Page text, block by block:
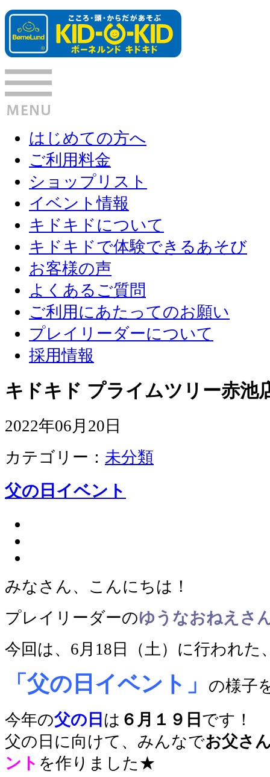
はじめての方へ
ご利用料金
ショップリスト
イベント情報
キドキドについて
キドキドで体験できるあそび
お客様の声
よくあるご質問
ご利用にあたってのお願い
プレイリーダーについて
採用情報
キドキド プライムツリー赤池
2022年06月20日
カテゴリー： 未分類
父の日イベント
みなさん、こんにちは！
プレイリーダーのゆうなおねえさ
今回は、6月18日（土）に行われた
「父の日イベント」
の様子
今年の父の日 は ６月１９日 です！
父の日に向けて、みんなでお父さ
ント を作りました★